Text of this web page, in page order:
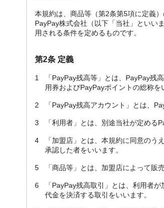
本規約は、商品等（第2条第5項に定義
PayPay株式会社（以下「当社」といい
用される条件を定めるものです。
第2条 定義
1
「PayPay残高等」とは、PayPay残
用券およびPayPayポイントの総称を
2 「PayPay残高アカウント」とは、
3 「利用者」とは、別途当社が定める
4
「加盟店」とは、本規約に同意の
承認した者をいいます。
5 「商品等」とは、加盟店によって販
6
「PayPay残高取引」とは、利用者
代金を決済する取引をいいます。